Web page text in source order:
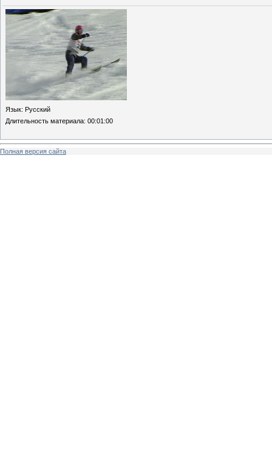
Язык: Русский
Длительность материала: 00:01:00
Полная версия сайта